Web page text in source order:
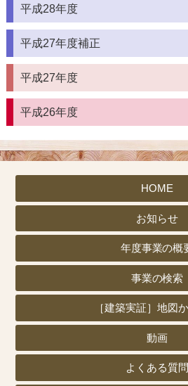
平成28年度
平成27年度補正
平成27年度
平成26年度
HOME
お知らせ
年度事業の概
事業の検索
［建築実証］地図
動画
よくある質問